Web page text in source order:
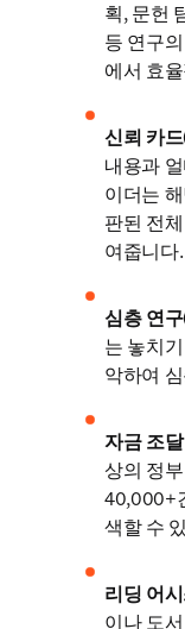
획, 문헌
등 연구
에서 효
신뢰 카
내용과
이더는
판된 전
여줍니다.
심층 연
는 놓치
악하여
자금 조
상의 정
40,000+
색할 수
리딩 어
이나 도